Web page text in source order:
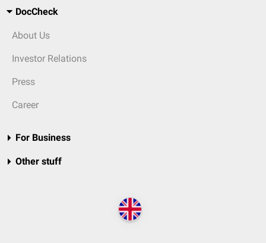
DocCheck
About Us
Investor Relations
Press
Career
For Business
Other stuff